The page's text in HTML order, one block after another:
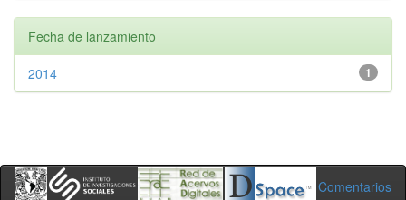
Fecha de lanzamiento
1
2014
Comentarios